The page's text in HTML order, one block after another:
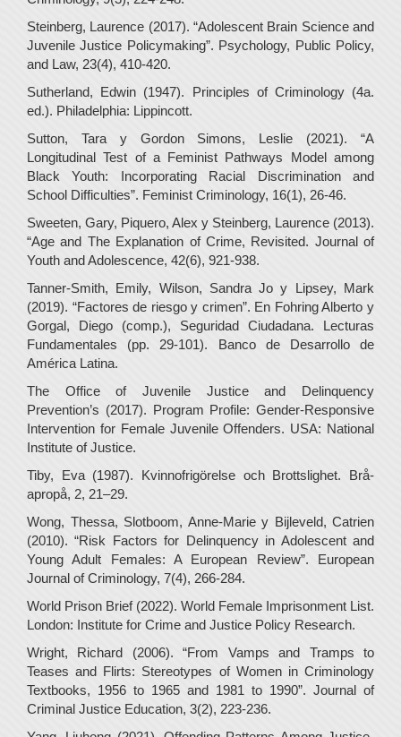
Steinberg, Laurence (2017). “Adolescent Brain Science and
Juvenile Justice Policymaking”. Psychology, Public Policy,
and Law, 23(4), 410-420.
Sutherland, Edwin (1947). Principles of Criminology (4a.
ed.). Philadelphia: Lippincott.
Sutton, Tara y Gordon Simons, Leslie (2021). “A
Longitudinal Test of a Feminist Pathways Model among
Black Youth: Incorporating Racial Discrimination and
School Difficulties”. Feminist Criminology, 16(1), 26-46.
Sweeten, Gary, Piquero, Alex y Steinberg, Laurence (2013).
“Age and The Explanation of Crime, Revisited. Journal of
Youth and Adolescence, 42(6), 921-938.
Tanner-Smith, Emily, Wilson, Sandra Jo y Lipsey, Mark
(2019). “Factores de riesgo y crimen”. En Fohring Alberto y
Gorgal, Diego (comp.), Seguridad Ciudadana. Lecturas
Fundamentales (pp. 29-101). Banco de Desarrollo de
América Latina.
The Office of Juvenile Justice and Delinquency
Prevention’s (2017). Program Profile: Gender-Responsive
Intervention for Female Juvenile Offenders. USA: National
Institute of Justice.
Tiby, Eva (1987). Kvinnofrigörelse och Brottslighet. Brå-
apropå, 2, 21–29.
Wong, Thessa, Slotboom, Anne-Marie y Bijleveld, Catrien
(2010). “Risk Factors for Delinquency in Adolescent and
Young Adult Females: A European Review”. European
Journal of Criminology, 7(4), 266-284.
World Prison Brief (2022). World Female Imprisonment List.
London: Institute for Crime and Justice Policy Research.
Wright, Richard (2006). “From Vamps and Tramps to
Teases and Flirts: Stereotypes of Women in Criminology
Textbooks, 1956 to 1965 and 1981 to 1990”. Journal of
Criminal Justice Education, 3(2), 223-236.